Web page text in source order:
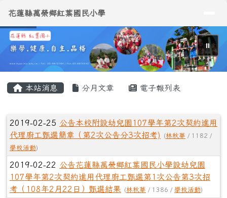
花蓮縣萬榮鄉紅葉國民小學
導覽列
花蓮縣萬榮鄉紅葉國民小學
⏸
本站消息 分月文章 電子報列表
文章列表
2019-02-25 公告本校附設幼兒園107學年第2次契約進用
代理廚工甄選簡章（第2次公告分3次招考)
(林秋華 / 1182 /
學校活動)
2019-02-22 公告花蓮縣萬榮鄉紅葉國民小學設幼兒園
107學年第2次契約進用代理廚工甄選第1次公告第3次招
考（108年2月22日）甄選結果
(林秋華 / 1386 / 學校活動)